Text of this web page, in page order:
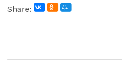
Share: